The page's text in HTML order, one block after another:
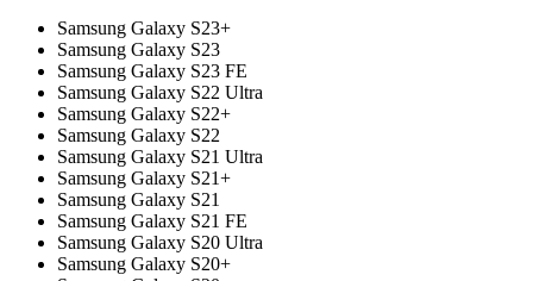
Samsung Galaxy S23+
Samsung Galaxy S23
Samsung Galaxy S23 FE
Samsung Galaxy S22 Ultra
Samsung Galaxy S22+
Samsung Galaxy S22
Samsung Galaxy S21 Ultra
Samsung Galaxy S21+
Samsung Galaxy S21
Samsung Galaxy S21 FE
Samsung Galaxy S20 Ultra
Samsung Galaxy S20+